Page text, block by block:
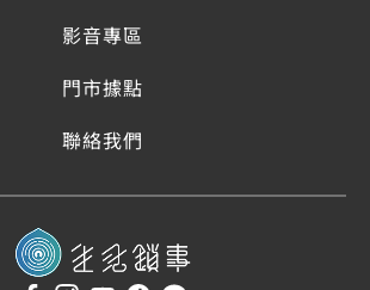
影音專區
門市據點
聯絡我們